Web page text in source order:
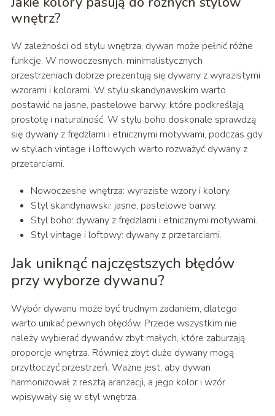
wnętrz?
W zależności od stylu wnętrza, dywan może pełnić różne
funkcje. W nowoczesnych, minimalistycznych
przestrzeniach dobrze prezentują się dywany z wyrazistymi
wzorami i kolorami. W stylu skandynawskim warto
postawić na jasne, pastelowe barwy, które podkreślają
prostotę i naturalność. W stylu boho doskonale sprawdzą
się dywany z frędzlami i etnicznymi motywami, podczas gdy
w stylach vintage i loftowych warto rozważyć dywany z
przetarciami.
Nowoczesne wnętrza: wyraziste wzory i kolory.
Styl skandynawski: jasne, pastelowe barwy.
Styl boho: dywany z frędzlami i etnicznymi motywami.
Styl vintage i loftowy: dywany z przetarciami.
Jak uniknąć najczęstszych błędów
przy wyborze dywanu?
Wybór dywanu może być trudnym zadaniem, dlatego
warto unikać pewnych błędów. Przede wszystkim nie
należy wybierać dywanów zbyt małych, które zaburzają
proporcje wnętrza. Również zbyt duże dywany mogą
przytłoczyć przestrzeń. Ważne jest, aby dywan
harmonizował z resztą aranżacji, a jego kolor i wzór
wpisywały się w styl wnętrza.